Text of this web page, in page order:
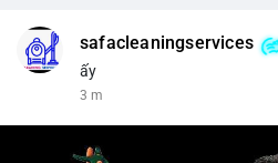
safacleaningservices
ấy
3 m